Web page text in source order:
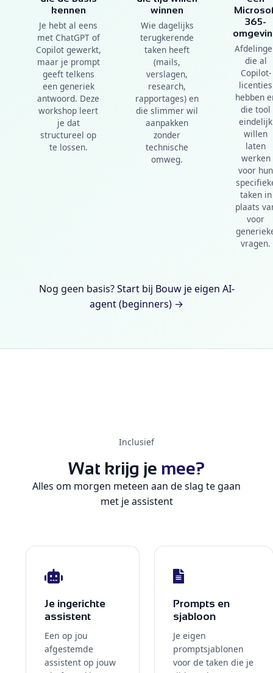
kennen
Je hebt al eens
met ChatGPT of
Copilot gewerkt,
maar je prompt
geeft telkens
een generiek
antwoord. Deze
workshop leert
je dat
structureel op
te lossen.
winnen
Wie dagelijks
terugkerende
taken heeft
(mails,
verslagen,
research,
rapportages) en
die slimmer wil
aanpakken
zonder
technische
omweg.
365-
die al
Copilot-
licenties
hebben
die tool
eindelijk
willen
laten
werken
voor hun
taken in
plaats
voor
vragen.
Nog geen basis?Start bij Bouw je eigen AI-
agent (beginners) →
Inclusief
Wat krijg je mee?
Alles om morgen meteen aan de slag te gaan
met je assistent
Je ingerichte
assistent
Een op jou
afgestemde
assistent op jouw
Prompts en
sjabloon
Je eigen
promptsjablonen
voor de taken die je